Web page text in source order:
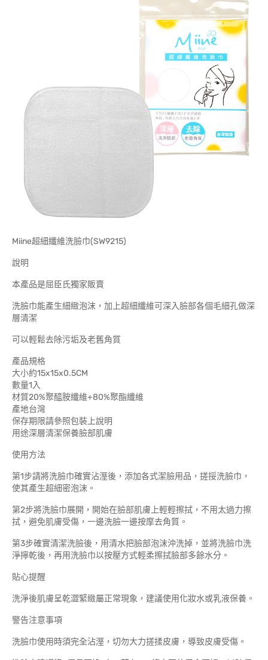
Miine超細纖維洗臉巾(SW9215)
說明
本產品是屈臣氏獨家販賣
洗臉巾能產生細緻泡沫，加上超細纖維可深入臉部各個毛細孔做深
層清潔
可以輕鬆去除污垢及老舊角質
產品規格
大小約15x15x0.5CM
數量1入
材質20%聚醯胺纖維+80%聚酯纖維
產地台灣
保存期限請參照包裝上說明
用途深層清潔保養臉部肌膚
使用方法
第1步請將洗臉巾確實沾溼後，添加各式潔臉用品，搓挼洗臉巾，
使其產生超細密泡沫。
第2步將洗臉巾展開，開始在臉部肌膚上輕輕擦拭，不用太過力擦
拭，避免肌膚受傷，一邊洗臉一邊按摩去角質。
第3步確實清潔洗臉後，用清水把臉部泡沫沖洗掉，並將洗臉巾洗
淨擰乾後，再用洗臉巾以按壓方式輕柔擦拭臉部多餘水分。
貼心提醒
洗淨後肌膚呈乾澀緊緻屬正常現象，建議使用化妝水或乳液保養。
警告注意事項
洗臉巾使用時須完全沾溼，切勿大力搓揉皮膚，導致皮膚受傷。